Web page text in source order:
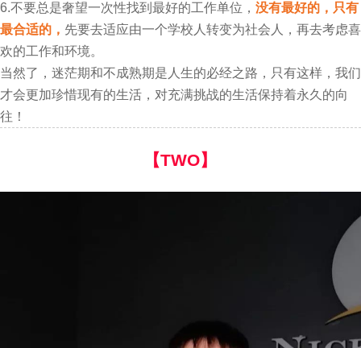
6.不要总是奢望一次性找到最好的工作单位， 没有最好的，只有
最合适的， 先要去适应由一个学校人转变为社会人，再去考虑喜
欢的工作和环境。
当然了，迷茫期和不成熟期是人生的必经之路，只有这样，我们
才会更加珍惜现有的生活，对充满挑战的生活保持着永久的向
往！
【TWO】